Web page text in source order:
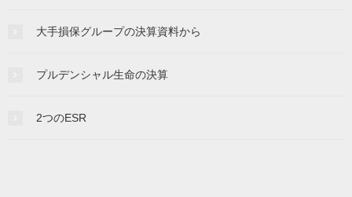
大手損保グループの決算資料から
プルデンシャル生命の決算
2つのESR